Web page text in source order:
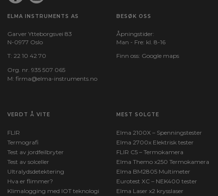
ELMA INSTRUMENTS AS
Garver Ytteborgsvei 83
N-0977 Oslo
T: 22 10 42 70
Org. nr. 935 507 065
M: firma@elma-instruments.no​
BESØK OSS
Åpningstider:
Man - Fre: kl. 8-16
Finn oss: Google maps
VERDT Å VITE
FLIR
Termografi
Test av jordfeilbryter
Test av solceller
Ultralydsdetektering
Hva er flimmer?
Klimalogging med IOT teknologi
MEST SOLGTE
Elma 2100X – Spenningstester
Elma 2700x Elektrisk tester
FLIR C5 – Termokamera
Elma Themo x250 Termokamera
Elma BM2805 Multimeter
Eurotest XC – NEK400 tester
Elma Laser x2 krysslaser